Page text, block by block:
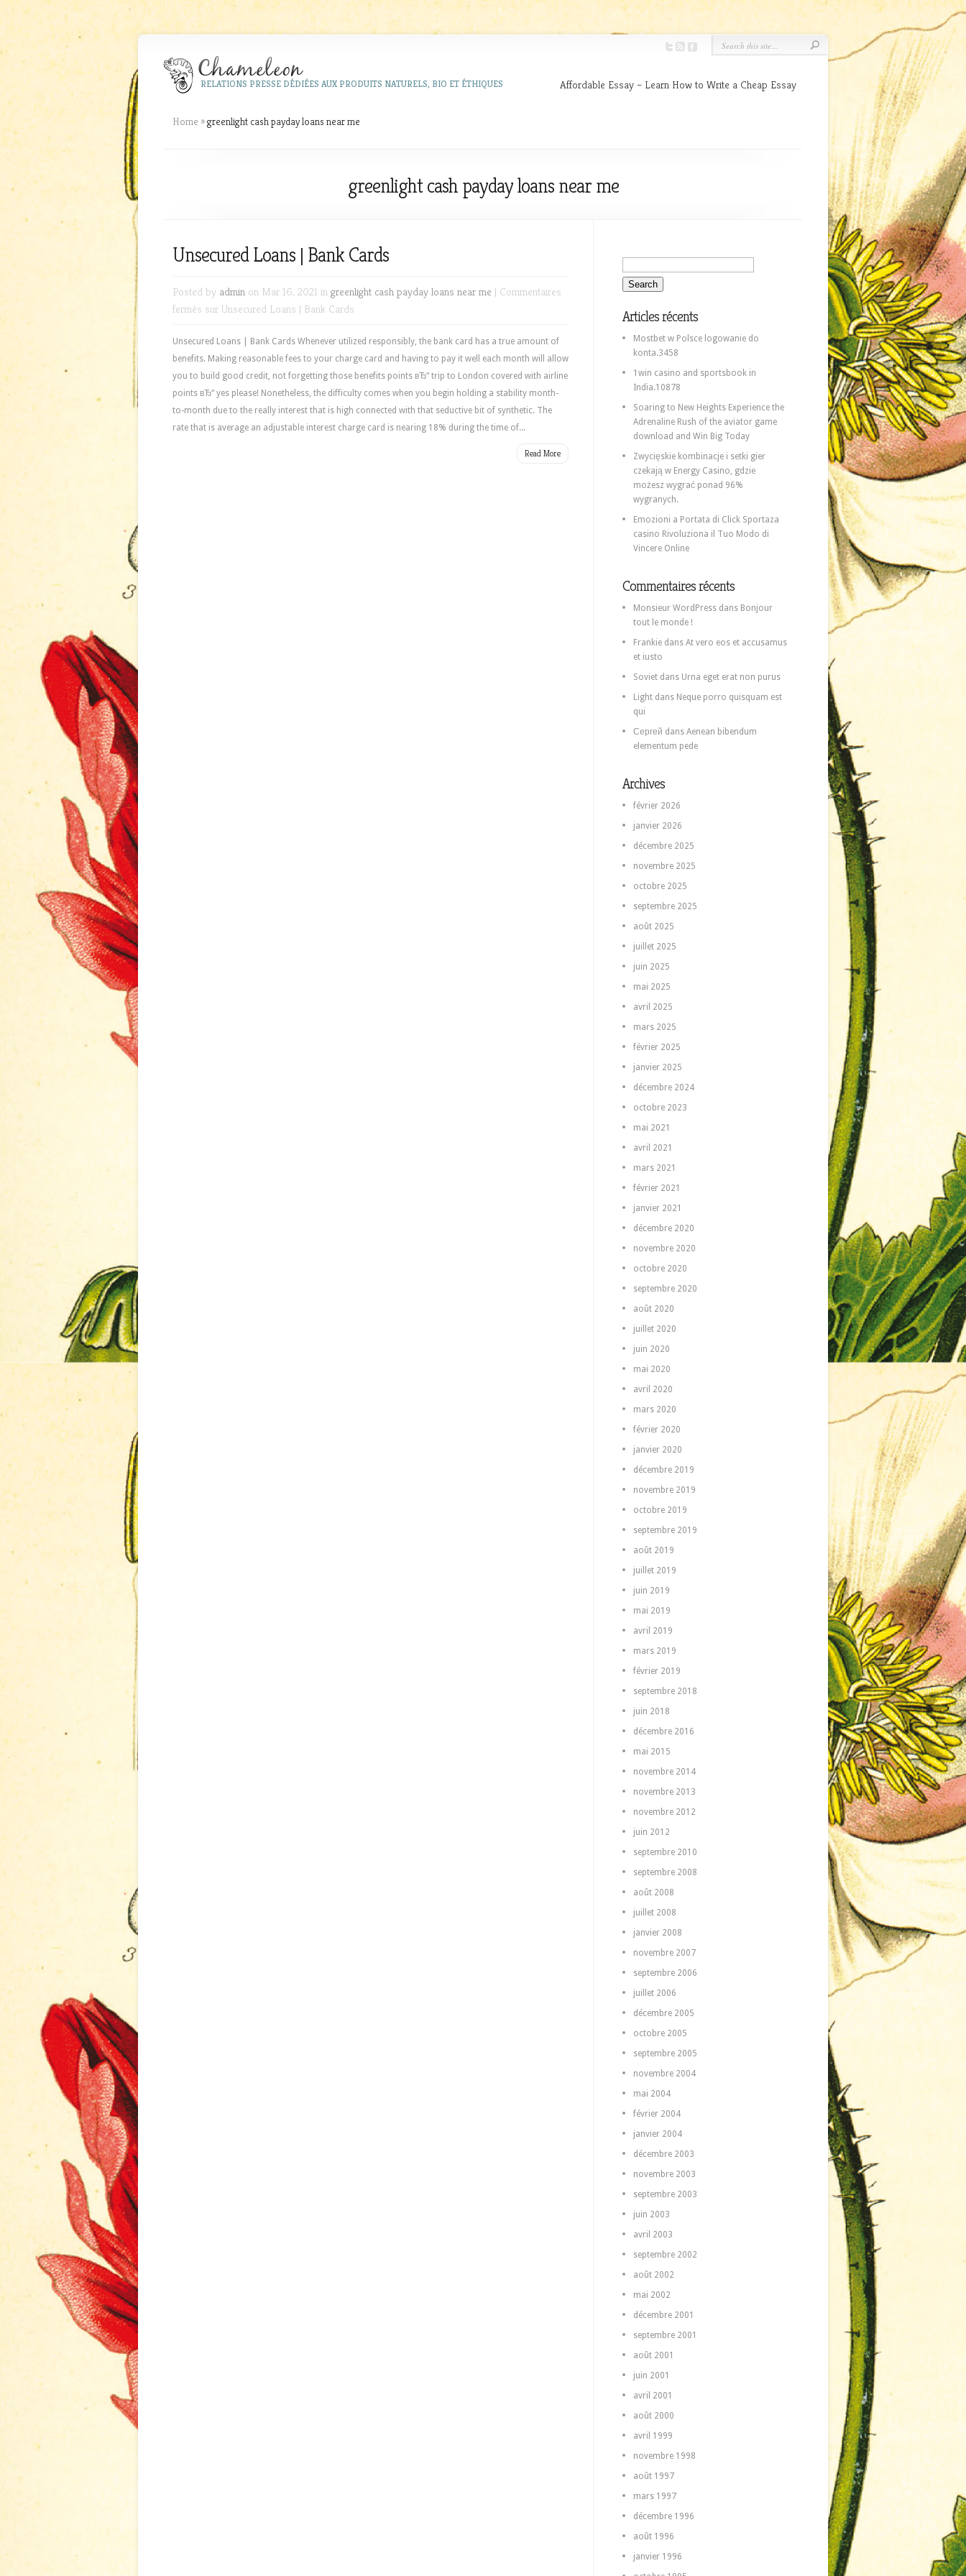
RELATIONS PRESSE DÉDIÉES AUX PRODUITS NATURELS, BIO ET ÉTHIQUES Affordable Essay – Learn How to Write a Cheap Essay
Home »greenlight cash payday loans near me
greenlight cash payday loans near me
Unsecured Loans | Bank Cards
Posted by admin on Mar 16, 2021 in greenlight cash payday loans near me | Commentaires
fermés sur Unsecured Loans | Bank Cards
Unsecured Loans | Bank Cards Whenever utilized responsibly, the bank card has a true amount of
benefits. Making reasonable fees to your charge card and having to pay it well each month will allow
you to build good credit, not forgetting those benefits points вЂ“ trip to London covered with airline
points вЂ“ yes please! Nonetheless, the difficulty comes when you begin holding a stability month-
to-month due to the really interest that is high connected with that seductive bit of synthetic. The
rate that is average an adjustable interest charge card is nearing 18% during the time of...
Read More
Articles récents
Mostbet w Polsce logowanie do
konta.3458
1win casino and sportsbook in
India.10878
Soaring to New Heights Experience the
Adrenaline Rush of the aviator game
download and Win Big Today
Zwycięskie kombinacje i setki gier
czekają w Energy Casino, gdzie
możesz wygrać ponad 96%
wygranych.
Emozioni a Portata di Click Sportaza
casino Rivoluziona il Tuo Modo di
Vincere Online
Commentaires récents
Monsieur WordPress dans Bonjour
tout le monde !
Frankie dans At vero eos et accusamus
et iusto
Soviet dans Urna eget erat non purus
Light dans Neque porro quisquam est
qui
Сергей dans Aenean bibendum
elementum pede
Archives
février 2026
janvier 2026
décembre 2025
novembre 2025
octobre 2025
septembre 2025
août 2025
juillet 2025
juin 2025
mai 2025
avril 2025
mars 2025
février 2025
janvier 2025
décembre 2024
octobre 2023
mai 2021
avril 2021
mars 2021
février 2021
janvier 2021
décembre 2020
novembre 2020
octobre 2020
septembre 2020
août 2020
juillet 2020
juin 2020
mai 2020
avril 2020
mars 2020
février 2020
janvier 2020
décembre 2019
novembre 2019
octobre 2019
septembre 2019
août 2019
juillet 2019
juin 2019
mai 2019
avril 2019
mars 2019
février 2019
septembre 2018
juin 2018
décembre 2016
mai 2015
novembre 2014
novembre 2013
novembre 2012
juin 2012
septembre 2010
septembre 2008
août 2008
juillet 2008
janvier 2008
novembre 2007
septembre 2006
juillet 2006
décembre 2005
octobre 2005
septembre 2005
novembre 2004
mai 2004
février 2004
janvier 2004
décembre 2003
novembre 2003
septembre 2003
juin 2003
avril 2003
septembre 2002
août 2002
mai 2002
décembre 2001
septembre 2001
août 2001
juin 2001
avril 2001
août 2000
avril 1999
novembre 1998
août 1997
mars 1997
décembre 1996
août 1996
janvier 1996